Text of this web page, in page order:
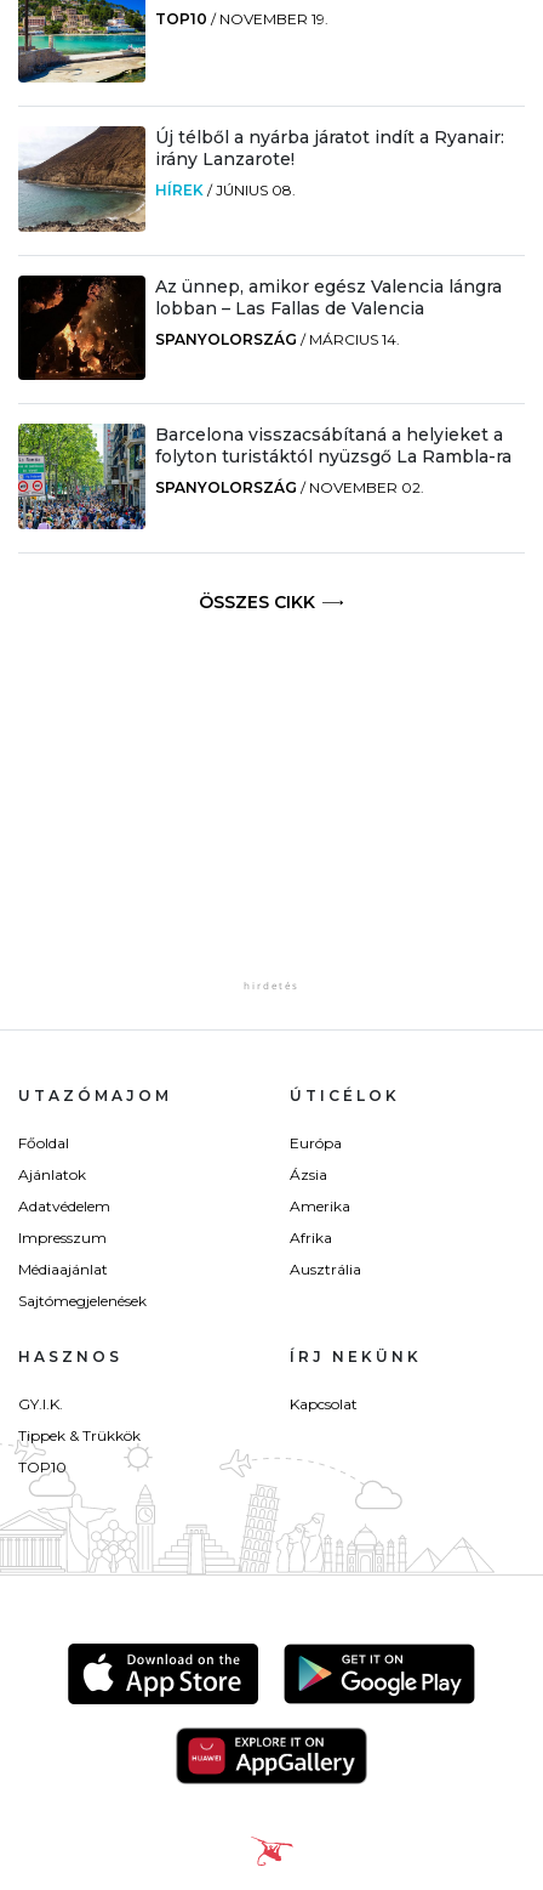
TOP10 / NOVEMBER 19.
Új télből a nyárba járatot indít a Ryanair:
irány Lanzarote!
HÍREK /JÚNIUS 08.
Az ünnep, amikor egész Valencia lángra
lobban – Las Fallas de Valencia
SPANYOLORSZÁG / MÁRCIUS 14.
Barcelona visszacsábítaná a helyieket a
folyton turistáktól nyüzsgő La Rambla-ra
SPANYOLORSZÁG / NOVEMBER 02.
ÖSSZES CIKK
UTAZÓMAJOM
Főoldal
Ajánlatok
Adatvédelem
Impresszum
Médiaajánlat
Sajtómegjelenések
ÚTICÉLOK
Európa
Ázsia
Amerika
Afrika
Ausztrália
HASZNOS
GY.I.K.
Tippek & Trükkök
TOP10
ÍRJ NEKÜNK
Kapcsolat